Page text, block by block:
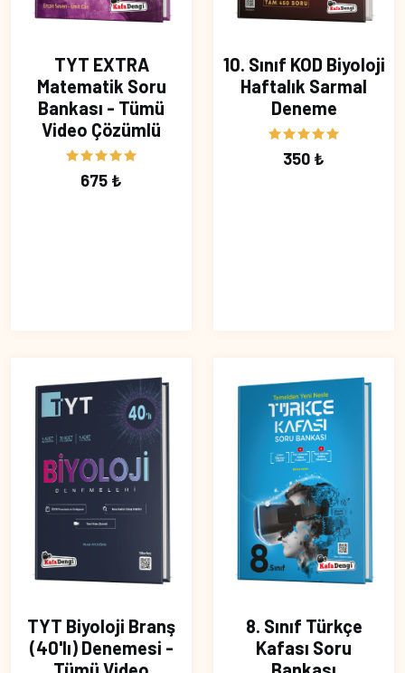
TYT EXTRA
Matematik Soru
Bankası - Tümü
Video Çözümlü
675 ₺
10. Sınıf KOD Biyoloji
Haftalık Sarmal
Deneme
350 ₺
TYT Biyoloji Branş
(40'lı) Denemesi -
8. Sınıf Türkçe
Kafası Soru